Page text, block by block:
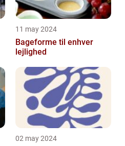
11 may 2024
Bageforme til enhver
lejlighed
02 may 2024